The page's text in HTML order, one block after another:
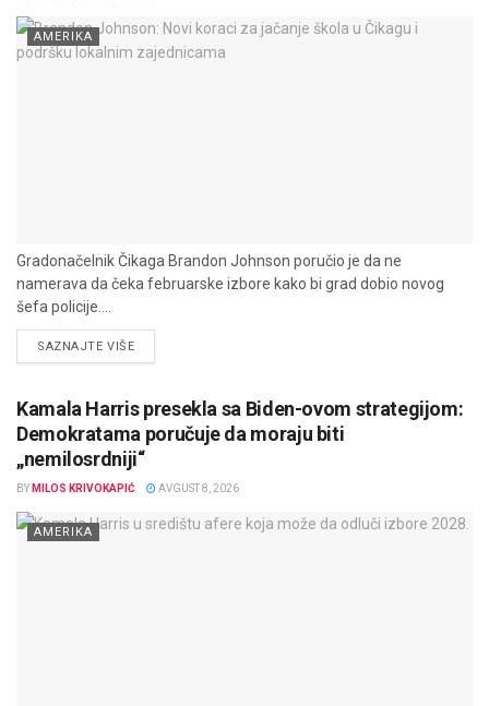
AMERIKA
Gradonačelnik Čikaga Brandon Johnson poručio je da ne
namerava da čeka februarske izbore kako bi grad dobio novog
šefa policije....
SAZNAJTE VIŠEDETAILS
Kamala Harris presekla sa Biden-ovom strategijom:
Demokratama poručuje da moraju biti
„nemilosrdniji“
BY MILOS KRIVOKAPIĆ AVGUST 8, 2026
AMERIKA